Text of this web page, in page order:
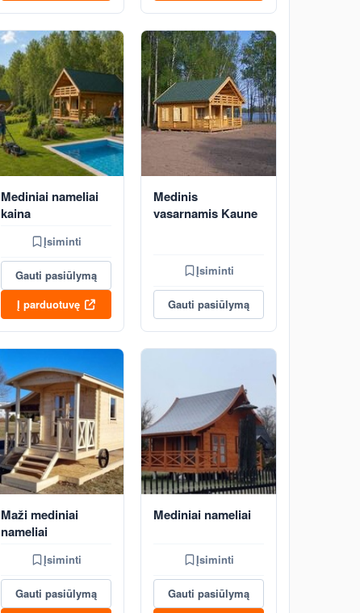
Mediniai nameliai
kaina
Įsiminti
Gauti pasiūlymą
Į parduotuvę
Medinis
vasarnamis Kaune
Įsiminti
Gauti pasiūlymą
Maži mediniai
nameliai
Įsiminti
Gauti pasiūlymą
Mediniai nameliai
Įsiminti
Gauti pasiūlymą